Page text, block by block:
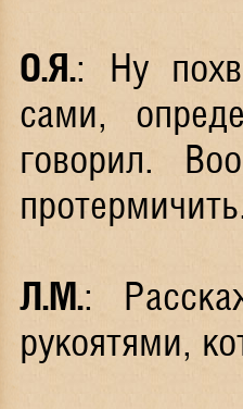
О.Я.: Ну
сами,
говорил.
Л.М.:
рукоятями,